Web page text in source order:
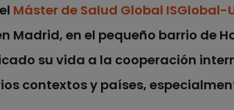
Máster de Salud Global ISGlobal-
Madrid, en el pequeño barrio de
su vida a la cooperación
contextos y países,